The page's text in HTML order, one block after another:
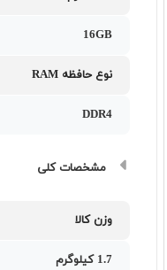
16GB
نوع حافظه RAM
DDR4
مشخصات کلی
وزن کالا
1.7 کیلوگرم